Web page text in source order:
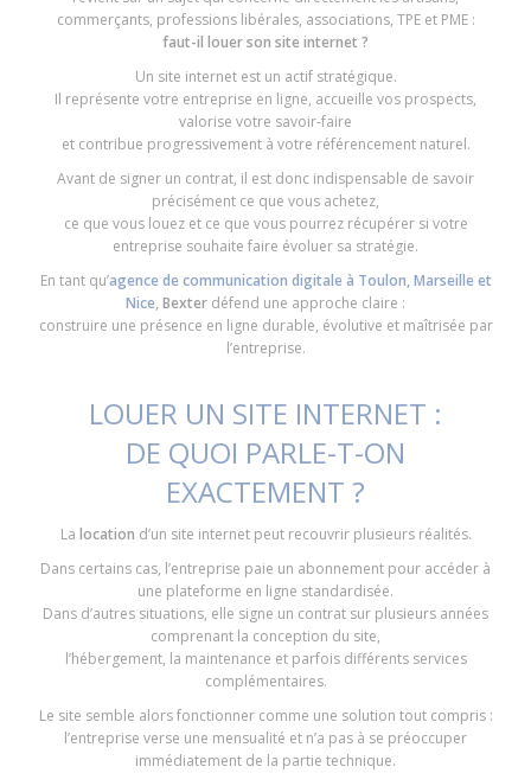
commerçants, professions libérales, associations, TPE et PME :
faut-il louer son site internet ?
Un site internet est un actif stratégique.
Il représente votre entreprise en ligne, accueille vos prospects,
valorise votre savoir-faire
et contribue progressivement à votre référencement naturel.
Avant de signer un contrat, il est donc indispensable de savoir
précisément ce que vous achetez,
ce que vous louez et ce que vous pourrez récupérer si votre
entreprise souhaite faire évoluer sa stratégie.
En tant qu’agence de communication digitale à Toulon, Marseille et
Nice, Bexter défend une approche claire :
construire une présence en ligne durable, évolutive et maîtrisée par
l’entreprise.
LOUER UN SITE INTERNET :
DE QUOI PARLE-T-ON
EXACTEMENT ?
La location d’un site internet peut recouvrir plusieurs réalités.
Dans certains cas, l’entreprise paie un abonnement pour accéder à
une plateforme en ligne standardisée.
Dans d’autres situations, elle signe un contrat sur plusieurs années
comprenant la conception du site,
l’hébergement, la maintenance et parfois différents services
complémentaires.
Le site semble alors fonctionner comme une solution tout compris :
l’entreprise verse une mensualité et n’a pas à se préoccuper
immédiatement de la partie technique.